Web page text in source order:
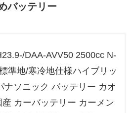
バッテリー
DAA-AVV50 2500cc N-
準地/寒冷地仕様ハイブリッ
ナソニック バッテリー カオ
カーバッテリー カーメン